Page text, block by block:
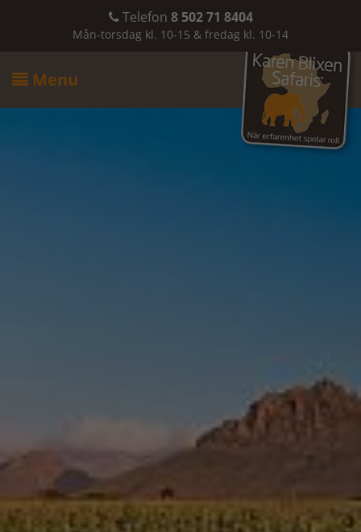
Telefon 8 502 71 8404
Mån-torsdag kl. 10-15 & fredag kl. 10-14
 Menu